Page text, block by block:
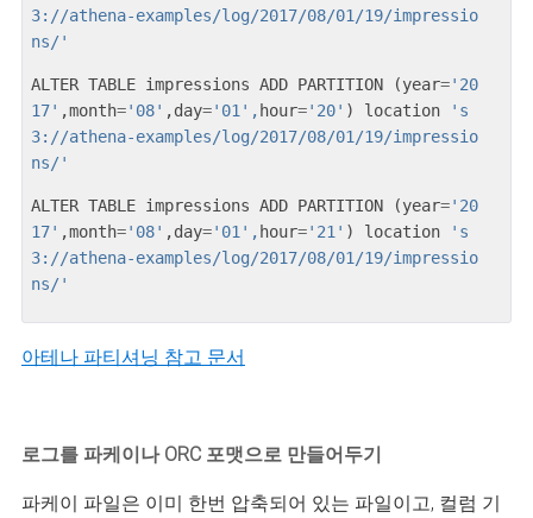
3://athena-examples/log/2017/08/01/19/impressio
ns/'
ALTER TABLE impressions ADD PARTITION (year='20
17' ,month='08' ,day='01', hour='20' ) location
's
3://athena-examples/log/2017/08/01/19/impressio
ns/'
ALTER TABLE impressions ADD PARTITION (year='20
17' ,month='08' ,day='01', hour='21' ) location
's
3://athena-examples/log/2017/08/01/19/impressio
ns/'
아테나 파티셔닝 참고 문서
로그를 파케이나 ORC 포맷으로 만들어두기
파케이 파일은 이미 한번 압축되어 있는 파일이고, 컬럼 기